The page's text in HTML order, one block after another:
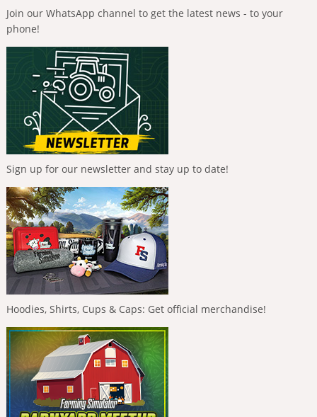
Join our WhatsApp channel to get the latest news - to your
phone!
Sign up for our newsletter and stay up to date!
Hoodies, Shirts, Cups & Caps: Get official merchandise!